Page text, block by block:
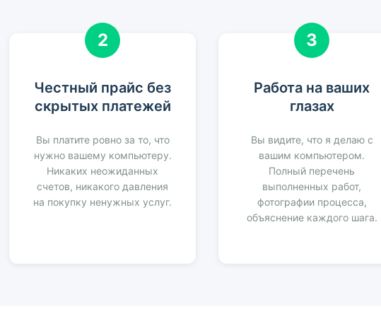
2
Честный прайс без
скрытых платежей
Вы платите ровно за то, что
нужно вашему компьютеру.
Никаких неожиданных
счетов, никакого давления
на покупку ненужных услуг.
3
Работа на ваших
глазах
Вы видите, что я делаю с
вашим компьютером.
Полный перечень
выполненных работ,
фотографии процесса,
объяснение каждого шага.